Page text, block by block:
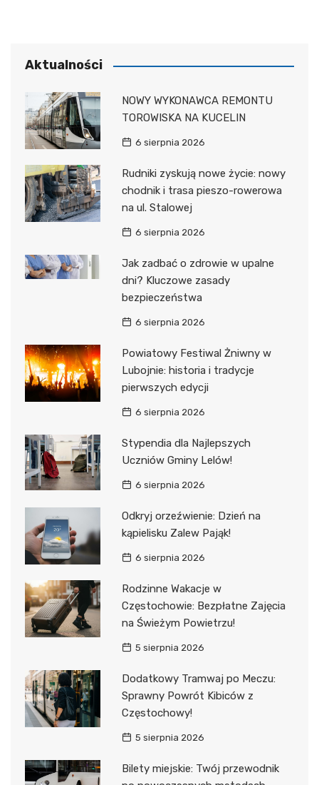
Aktualności
NOWY WYKONAWCA REMONTU
TOROWISKA NA KUCELIN
6 sierpnia 2026
Rudniki zyskują nowe życie: nowy
chodnik i trasa pieszo-rowerowa
na ul. Stalowej
6 sierpnia 2026
Jak zadbać o zdrowie w upalne
dni? Kluczowe zasady
bezpieczeństwa
6 sierpnia 2026
Powiatowy Festiwal Żniwny w
Lubojnie: historia i tradycje
pierwszych edycji
6 sierpnia 2026
Stypendia dla Najlepszych
Uczniów Gminy Lelów!
6 sierpnia 2026
Odkryj orzeźwienie: Dzień na
kąpielisku Zalew Pająk!
6 sierpnia 2026
Rodzinne Wakacje w
Częstochowie: Bezpłatne Zajęcia
na Świeżym Powietrzu!
5 sierpnia 2026
Dodatkowy Tramwaj po Meczu:
Sprawny Powrót Kibiców z
Częstochowy!
5 sierpnia 2026
Bilety miejskie: Twój przewodnik